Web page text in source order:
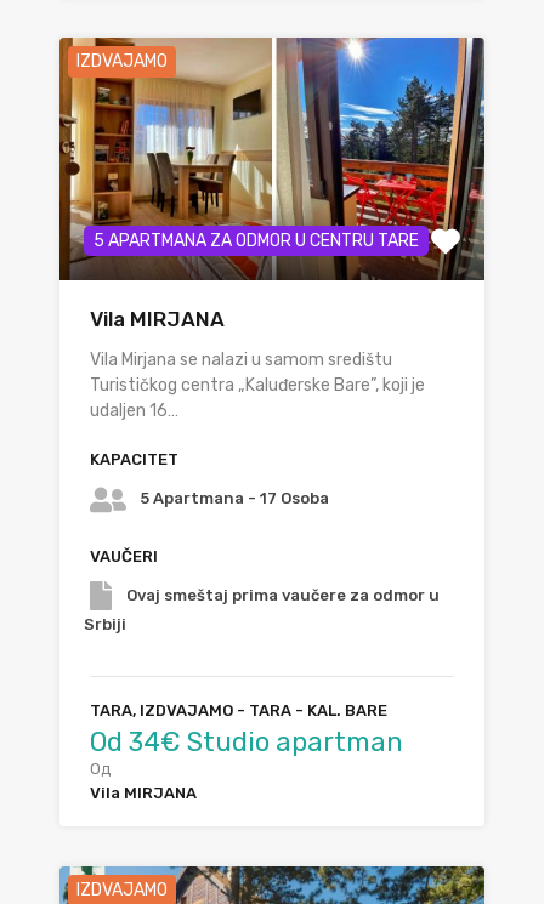
IZDVAJAMO
5 APARTMANA ZA ODMOR U CENTRU TARE
Vila MIRJANA
Vila Mirjana se nalazi u samom središtu
Turističkog centra „Kaluđerske Bare”, koji je
udaljen 16…
KAPACITET
5 Apartmana - 17 Osoba
VAUČERI
Ovaj smeštaj prima vaučere za odmor u
Srbiji
TARA, IZDVAJAMO - TARA - KAL. BARE
Od 34€ Studio apartman
Од
Vila MIRJANA
IZDVAJAMO